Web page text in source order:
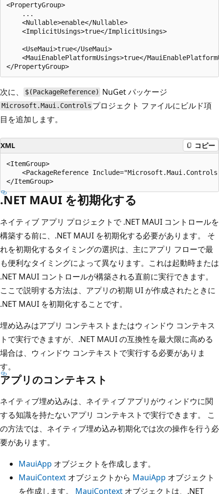
<PropertyGroup>
    ...
    <Nullable>enable</Nullable>
    <ImplicitUsings>true</ImplicitUsings>
    <UseMaui>true</UseMaui>
<MauiEnablePlatformUsings>true</
次に、 $(PackageReference) NuGet パッケージ
Microsoft.Maui.Controls プロジェクト ファイルにビルド項
目を追加します。
XML コピー
<ItemGroup>
<PackageReference
.NET MAUI を初期化する
ネイティブ アプリ プロジェクトで .NET MAUI コントロールを
構築する前に、.NET MAUI を初期化する必要があります。 そ
れを初期化するタイミングの選択は、主にアプリ フローで最
も便利なタイミングによって異なります。これは起動時または
.NET MAUI コントロールが構築される直前に実行できます。
ここで説明する方法は、アプリの初期 UI が作成されたときに
.NET MAUI を初期化することです。
埋め込みはアプリ コンテキストまたはウィンドウ コンテキス
トで実行できますが、.NET MAUI の互換性を最大限に高める
場合は、ウィンドウ コンテキストで実行する必要がありま
す。
アプリのコンテキスト
ネイティブ埋め込みは、ネイティブ アプリがウィンドウに関
する知識を持たないアプリ コンテキストで実行できます。 こ
の方法では、ネイティブ埋め込み初期化では次の操作を行う必
要があります。
MauiApp オブジェクトを作成します。
MauiContext オブジェクトから MauiApp オブジェクト
を作成します。 MauiContext オブジェクトは、.NET